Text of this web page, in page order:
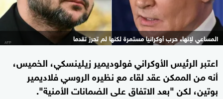
المساعي لإنهاء حرب أوكرانيا مستمرة لكنها لم تحرز تقدما
اعتبر الرئيس الأوكراني فولوديمير زيلينسكي، الخميس،
أنه من الممكن عقد لقاء مع نظيره الروسي فلاديمير
بوتين، لكن "بعد الاتفاق على الضمانات الأمنية".